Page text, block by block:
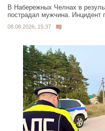
В Набережных Челнах в
пострадал мужчина. Инцидент
08.08.2026, 15:37